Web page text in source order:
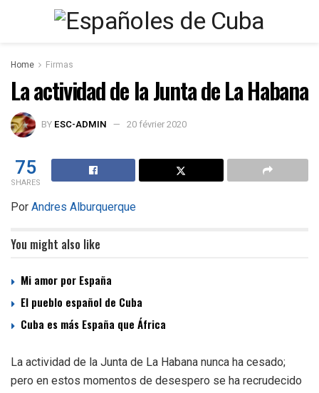
Home Firmas
La actividad de la Junta de La Habana
BY ESC-ADMIN 20 février 2020
75
SHARES
Por Andres Alburquerque
You might also like
Mi amor por España
El pueblo español de Cuba
Cuba es más España que África
La actividad de la Junta de La Habana nunca ha cesado;
pero en estos momentos de desespero se ha recrudecido